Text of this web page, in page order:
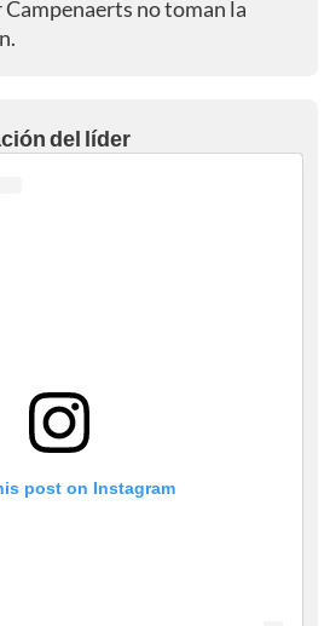
no toman la
del líder
post on Instagram